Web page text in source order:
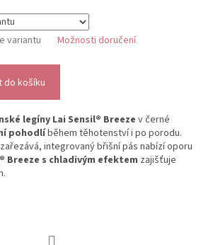
variantu Možnosti doručení
do košíku
legíny Lai Sensil® Breeze v černé
pohodlíběhem těhotenství i po porodu.
integrovaný břišní pás nabízí oporu
Breeze s chladivým efektem zajišťuje